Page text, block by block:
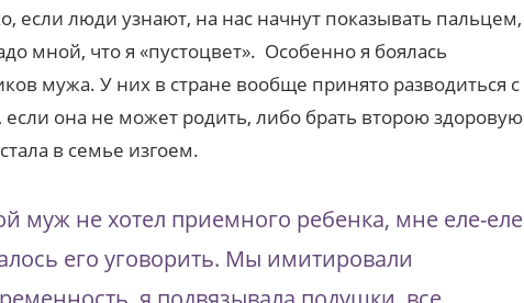
если люди узнают, на нас начнут показывать пальцем,
мной, что я «пустоцвет». Особенно я боялась
мужа. У них в стране вообще принято разводиться с
она не может родить, либо брать второю здоровую
в семье изгоем.
муж не хотел приемного ребенка, мне еле-еле
его уговорить. Мы имитировали